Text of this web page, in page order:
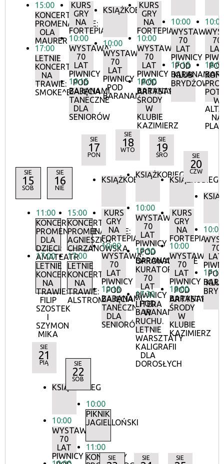
15:00
KONCERTY
PROMENADOWE:
OLA
MAURER
17:00
LETNIE
KONCERTY
NA
TRAWIE:
SMOKE^BLUES
KURS
GRY
NA
FORTEPIANIE
10:00
WYSTAWA:
70
LAT
PIWNICY
POD
BARANAMI
10:15
ZAJĘCIA
TANECZNE
DLA
SENIORÓW
KSIĄŻKOBIEG
10:00
WYSTAWA:
70
LAT
PIWNICY
POD
BARANAMI
KURS
GRY
NA
FORTEPIANIE
10:00
WYSTAWA:
70
LAT
PIWNICY
POD
BARANAMI
18:00
ARTYSTYCZNE
ŚRODY
W
KLUBIE
KAZIMIERZ
10:00
WYSTAWA:
70
LAT
PIWNICY
POD
BARANAMI
17:15
KLUB
BRYDŻOWY
10:00
70
LAT
18:00
W
NA
SIE
15
SOB
11:00
KONCERTY
PROMENADOWE
DLA
DZIECI:
AMATEATR
17:00
LETNIE
KONCERTY
NA
TRAWIE:
FILIP
SZOSTEK
I
SZYMON
MIKA
SIE
16
NIE
15:00
KONCERTY
PROMENADOWE:
AGNIESZKA
CHRZANOWSKA
17:00
LETNIE
KONCERTY
NA
TRAWIE:
ALSTROMERIE
SIE
17
PON
KSIĄŻKOBIEG
KURS
GRY
NA
FORTEPIANIE
10:00
WYSTAWA:
70
LAT
PIWNICY
POD
BARANAMI
10:15
ZAJĘCIA
TANECZNE
DLA
SENIORÓW
SIE
18
WTO
KSIĄŻKOBIEG
10:00
WYSTAWA:
70
LAT
PIWNICY
POD
BARANAMI
17:30
OPROWADZANIE
KURATORSKIE:
70
LAT
PIWNICY
POD
BARANAMI
17:30
LITERA
W
RUCHU.
LETNIE
WARSZTATY
KALIGRAFII
DLA
DOROSŁYCH
SIE
19
ŚRO
KSIĄŻKOBIEG
KURS
GRY
NA
FORTEPIANIE
10:00
WYSTAWA:
70
LAT
PIWNICY
POD
BARANAMI
18:00
ŚRODY
W
KLUBIE
KAZIMIERZ
SIE
20
CZW
10:00
70
LAT
POD
17:15
SIE
21
PIĄ
KSIĄŻKOBIEG
10:00
WYSTAWA:
70
LAT
PIWNICY
SIE
22
SOB
10:00
PIKNIK
JAGIELLOŃSKI
11:00
KONCERTY
SIE SIE SIE